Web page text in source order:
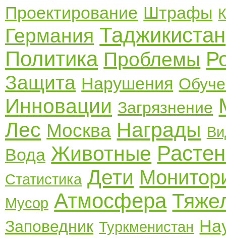
Проектирование Штрафы
Германия Таджикистан
Политика Проблемы
Защита Нарушения
Инновации Загрязнение
Лес Москва Награды
Вода Животные
Статистика Дети
Мусор Атмосфера
Заповедник Туркменистан